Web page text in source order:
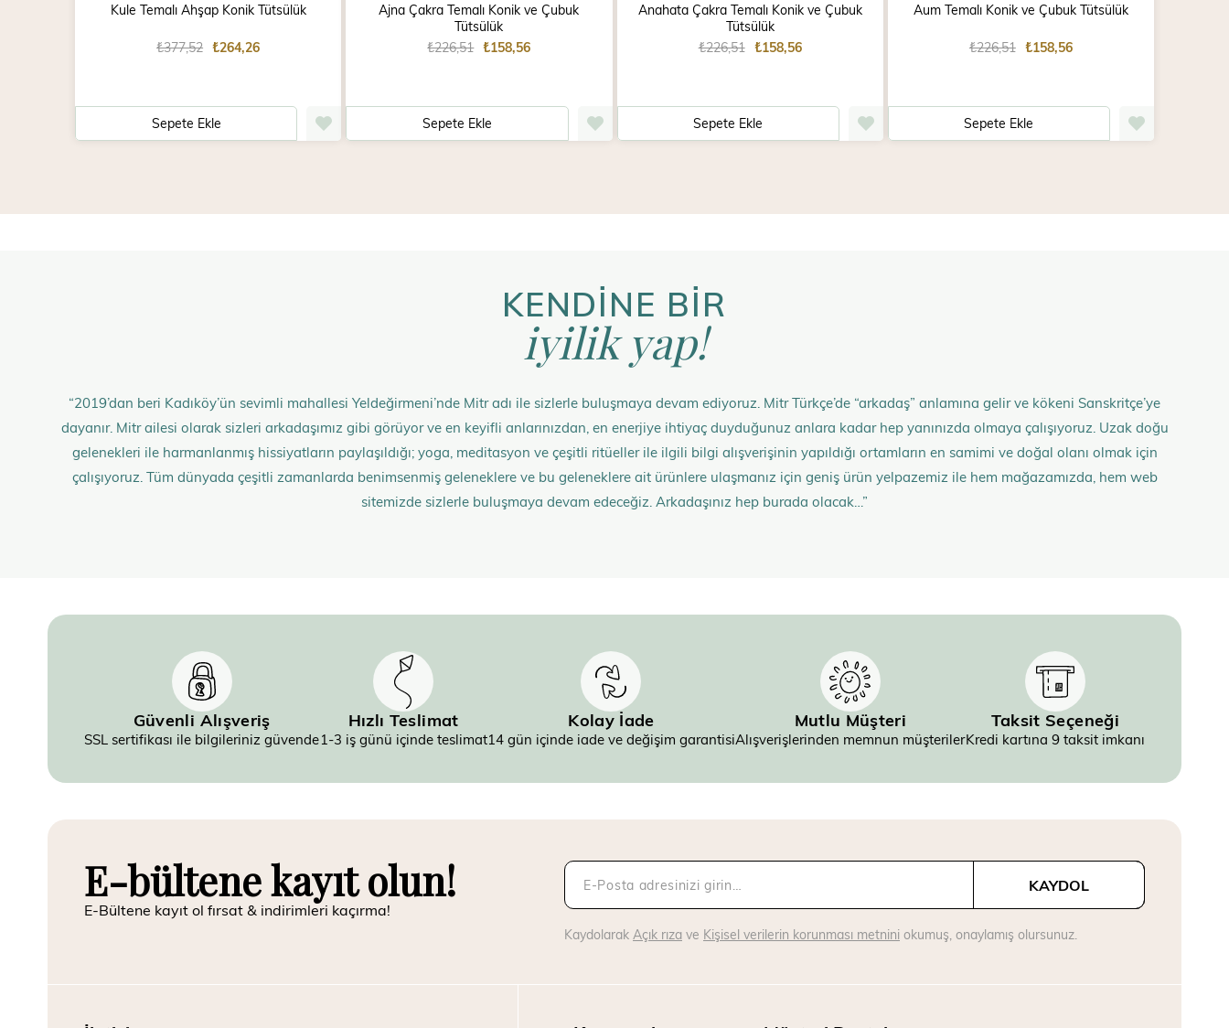
Kule Temalı Ahşap Konik Tütsülük
₺264,26
₺377,52
Sepete Ekle
Ajna Çakra Temalı Konik ve Çubuk
Tütsülük
₺158,56
₺226,51
Sepete Ekle
Anahata Çakra Temalı Konik ve Çubuk
Tütsülük
₺158,56
₺226,51
Sepete Ekle
Aum Temalı Konik ve Çubuk Tütsülük
₺158,56
₺226,51
Sepete Ekle
KENDİNE BİR
iyilik yap!
“2019’dan beri Kadıköy’ün sevimli mahallesi Yeldeğirmeni’nde Mitr adı ile sizlerle buluşmaya devam ediyoruz. Mitr Türkçe’de “arkadaş” anlamına gelir ve kökeni Sanskritçe’ye
dayanır. Mitr ailesi olarak sizleri arkadaşımız gibi görüyor ve en keyifli anlarınızdan, en enerjiye ihtiyaç duyduğunuz anlara kadar hep yanınızda olmaya çalışıyoruz. Uzak doğu
gelenekleri ile harmanlanmış hissiyatların paylaşıldığı; yoga, meditasyon ve çeşitli ritüeller ile ilgili bilgi alışverişinin yapıldığı ortamların en samimi ve doğal olanı olmak için
çalışıyoruz. Tüm dünyada çeşitli zamanlarda benimsenmiş geleneklere ve bu geleneklere ait ürünlere ulaşmanız için geniş ürün yelpazemiz ile hem mağazamızda, hem web
sitemizde sizlerle buluşmaya devam edeceğiz. Arkadaşınız hep burada olacak…”
Güvenli Alışveriş
SSL sertifikası ile bilgileriniz güvende
Hızlı Teslimat
1-3 iş günü içinde teslimat
Kolay İade
14 gün içinde iade ve değişim garantisi
Mutlu Müşteri
Alışverişlerinden memnun müşteriler
Taksit Seçeneği
Kredi kartına 9 taksit imkanı
E-bültene kayıt olun!
E-Bültene kayıt ol fırsat & indirimleri kaçırma!
KAYDOL
Kaydolarak Açık rıza ve Kişisel verilerin korunması metnini okumuş, onaylamış olursunuz.